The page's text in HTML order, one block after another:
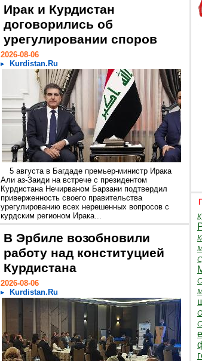
Ирак и Курдистан
договорились об
урегулировании споров
2026-08-06
Kurdistan.Ru
5 августа в Багдаде премьер-министр Ирака
Али аз-Заиди на встрече с президентом
Курдистана Нечирваном Барзани подтвердил
приверженность своего правительства
урегулированию всех нерешенных вопросов с
курдским регионом Ирака...
В Эрбиле возобновили
работу над конституцией
Курдистана
2026-08-06
Kurdistan.Ru